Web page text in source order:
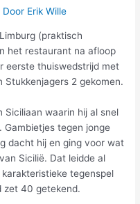
Door Erik Wille
(praktisch
het restaurant na afloop
eerste thuiswedstrijd met
2 gekomen.
Siciliaan waarin hij al snel
tegen jonge
dacht hij en ging voor wat
Sicilië. Dat leidde al
tegenspel
zet 40 getekend.